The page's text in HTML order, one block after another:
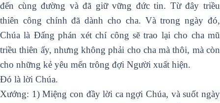
đến cùng đường và đã giữ vững đức tin. Từ đây triều
thiên công chính đã dành cho cha. Và trong ngày đó,
Chúa là Ðấng phán xét chí công sẽ trao lại cho cha mũ
triều thiên ấy, nhưng không phải cho cha mà thôi, mà còn
cho những kẻ yêu mến trông đợi Người xuất hiện.
Ðó là lời Chúa.
Xướng: 1) Miệng con đầy lời ca ngợi Chúa, và suốt ngày